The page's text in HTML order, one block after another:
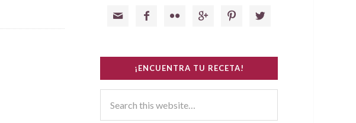
     
¡ENCUENTRA TU RECETA!